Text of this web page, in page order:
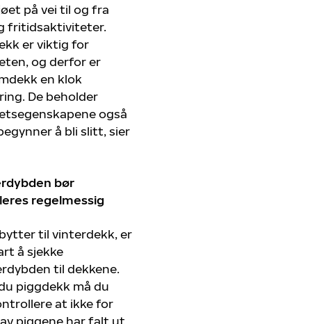
på vei til og fra
fritidsaktiviteter.
er viktig for
og derfor er
en klok
De beholder
også
å bli slitt, sier
bør
regelmessig
til vinterdekk, er
å sjekke
til dekkene.
piggdekk må du
at ikke for
piggene har falt ut